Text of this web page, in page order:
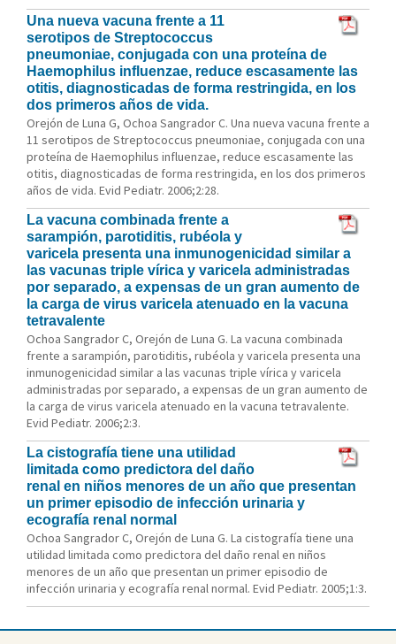
Una nueva vacuna frente a 11
serotipos de Streptococcus
pneumoniae, conjugada con una proteína de
Haemophilus influenzae, reduce escasamente las
otitis, diagnosticadas de forma restringida, en los
dos primeros años de vida.
Orejón de Luna G, Ochoa Sangrador C. Una nueva vacuna frente a
11 serotipos de Streptococcus pneumoniae, conjugada con una
proteína de Haemophilus influenzae, reduce escasamente las
otitis, diagnosticadas de forma restringida, en los dos primeros
años de vida. Evid Pediatr. 2006;2:28.
La vacuna combinada frente a
sarampión, parotiditis, rubéola y
varicela presenta una inmunogenicidad similar a
las vacunas triple vírica y varicela administradas
por separado, a expensas de un gran aumento de
la carga de virus varicela atenuado en la vacuna
tetravalente
Ochoa Sangrador C, Orejón de Luna G. La vacuna combinada
frente a sarampión, parotiditis, rubéola y varicela presenta una
inmunogenicidad similar a las vacunas triple vírica y varicela
administradas por separado, a expensas de un gran aumento de
la carga de virus varicela atenuado en la vacuna tetravalente.
Evid Pediatr. 2006;2:3.
La cistografía tiene una utilidad
limitada como predictora del daño
renal en niños menores de un año que presentan
un primer episodio de infección urinaria y
ecografía renal normal
Ochoa Sangrador C, Orejón de Luna G. La cistografía tiene una
utilidad limitada como predictora del daño renal en niños
menores de un año que presentan un primer episodio de
infección urinaria y ecografía renal normal. Evid Pediatr. 2005;1:3.